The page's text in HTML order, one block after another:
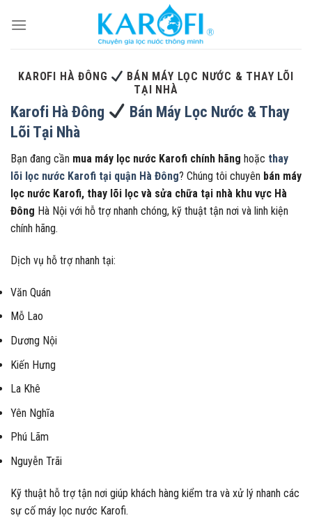
KAROFI HÀ ĐÔNG
BÁN MÁY LỌC NƯỚC & THAY LÕI
TẠI NHÀ
Karofi Hà Đông
Bán Máy Lọc Nước & Thay
Lõi Tại Nhà
Bạn đang cần mua máy lọc nước Karofi chính hãng hoặc thay
lõi lọc nước Karofi tại quận Hà Đông? Chúng tôi chuyên bán máy
lọc nước Karofi, thay lõi lọc và sửa chữa tại nhà khu vực Hà
Đông Hà Nội với hỗ trợ nhanh chóng, kỹ thuật tận nơi và linh kiện
chính hãng.
Dịch vụ hỗ trợ nhanh tại:
Văn Quán
Mỗ Lao
Dương Nội
Kiến Hưng
La Khê
Yên Nghĩa
Phú Lãm
Nguyễn Trãi
Kỹ thuật hỗ trợ tận nơi giúp khách hàng kiểm tra và xử lý nhanh các
sự cố máy lọc nước Karofi.